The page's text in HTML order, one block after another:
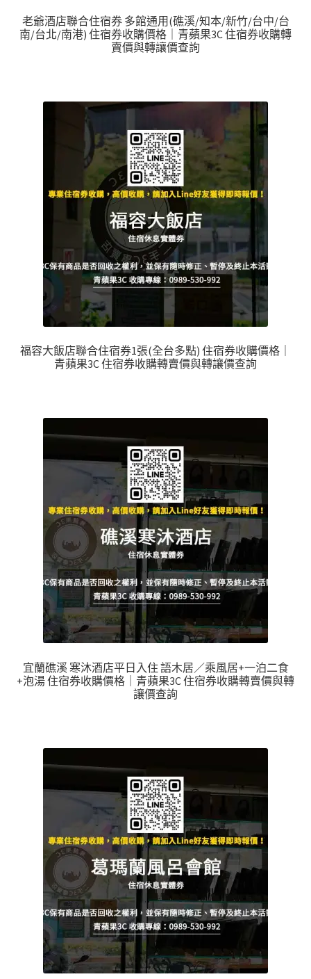
老爺酒店聯合住宿券 多館通用(礁溪/知本/新竹/台中/台
南/台北/南港) 住宿券收購價格｜青蘋果3C 住宿券收購轉
賣價與轉讓價查詢
福容大飯店聯合住宿券1張(全台多點) 住宿券收購價格｜
青蘋果3C 住宿券收購轉賣價與轉讓價查詢
宜蘭礁溪 寒沐酒店平日入住 語木居／乘風居+一泊二食
+泡湯 住宿券收購價格｜青蘋果3C 住宿券收購轉賣價與轉
讓價查詢